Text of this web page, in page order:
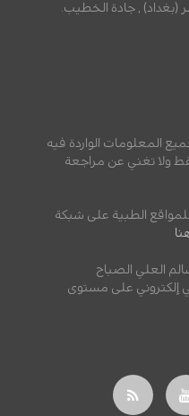
, جادة الخطيب.
المعلومات الواردة فيه
ولا تغني عن مراجعة
الطبية على شبكة
العلي الصباح
على مستوى